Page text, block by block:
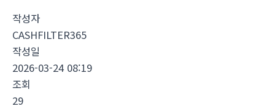
작성자
CASHFILTER365
작성일
2026-03-24 08:19
조회
29